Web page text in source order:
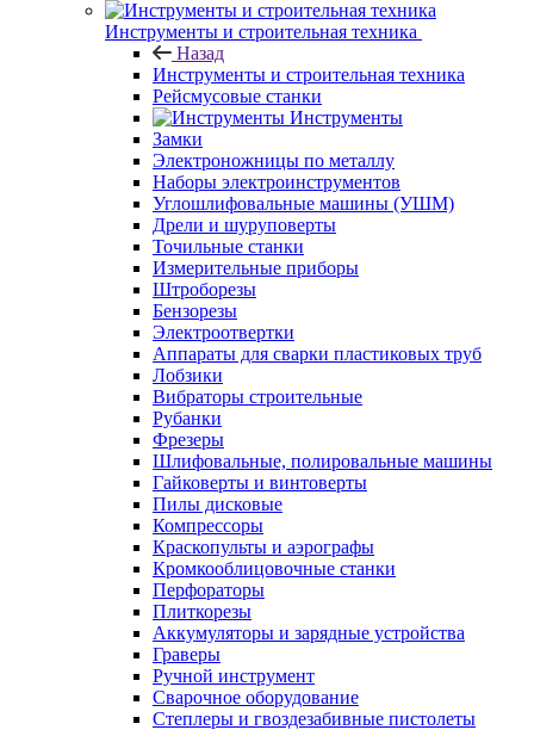
Инструменты и строительная техника
Назад
Инструменты и строительная техника
Рейсмусовые станки
Инструменты
Замки
Электроножницы по металлу
Наборы электроинструментов
Углошлифовальные машины (УШМ)
Дрели и шуруповерты
Точильные станки
Измерительные приборы
Штроборезы
Бензорезы
Электроотвертки
Аппараты для сварки пластиковых труб
Лобзики
Вибраторы строительные
Рубанки
Фрезеры
Шлифовальные, полировальные машины
Гайковерты и винтоверты
Пилы дисковые
Компрессоры
Краскопульты и аэрографы
Кромкооблицовочные станки
Перфораторы
Плиткорезы
Аккумуляторы и зарядные устройства
Граверы
Ручной инструмент
Сварочное оборудование
Степлеры и гвоздезабивные пистолеты